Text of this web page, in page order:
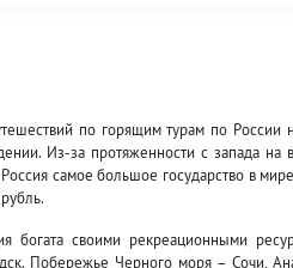
по горящим турам по России
Из-за протяженности с запада
Россия самое большое государство в
богата своими рекреационными
Побережье Черного моря – Сочи,